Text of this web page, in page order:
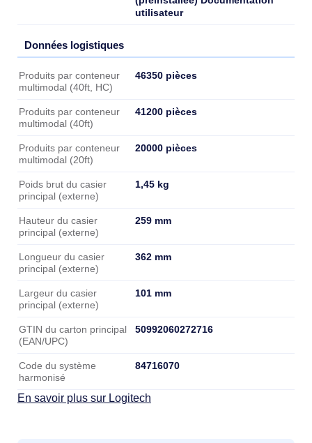
utilisateur
Données logistiques
Données logistiques
Produits par conteneur
multimodal (40ft, HC)
46350 pièces
Produits par conteneur
multimodal (40ft)
41200 pièces
Produits par conteneur
multimodal (20ft)
20000 pièces
Poids brut du casier
principal (externe)
1,45 kg
Hauteur du casier
principal (externe)
259 mm
Longueur du casier
principal (externe)
362 mm
Largeur du casier
principal (externe)
101 mm
GTIN du carton principal
(EAN/UPC)
50992060272716
Code du système
harmonisé
84716070
En savoir plus sur Logitech